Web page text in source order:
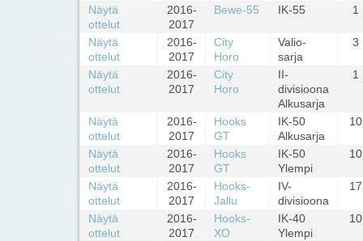
Näytä
ottelut
2016-
2017
Bewe-55 IK-55 1
Näytä
ottelut
2016-
2017
City
Horo
Valio-
sarja
3
Näytä
ottelut
2016-
2017
City
Horo
II-
divisioona
Alkusarja
1
Näytä
ottelut
2016-
2017
Hooks
GT
IK-50
Alkusarja
10
Näytä
ottelut
2016-
2017
Hooks
GT
IK-50
Ylempi
10
Näytä
ottelut
2016-
2017
Hooks-
Jallu
IV-
divisioona
17
Näytä
ottelut
2016-
2017
Hooks-
XO
IK-40
Ylempi
10